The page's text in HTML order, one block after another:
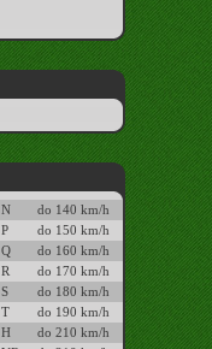
N
do 140 km/h
P
do 150 km/h
Q
do 160 km/h
R
do 170 km/h
S
do 180 km/h
T
do 190 km/h
H
do 210 km/h